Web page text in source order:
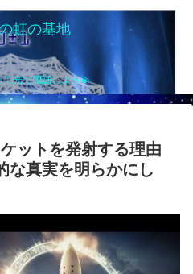
虹の基地
て光で団結しよう💫
ットを発射する理由
な真実を明らかにし